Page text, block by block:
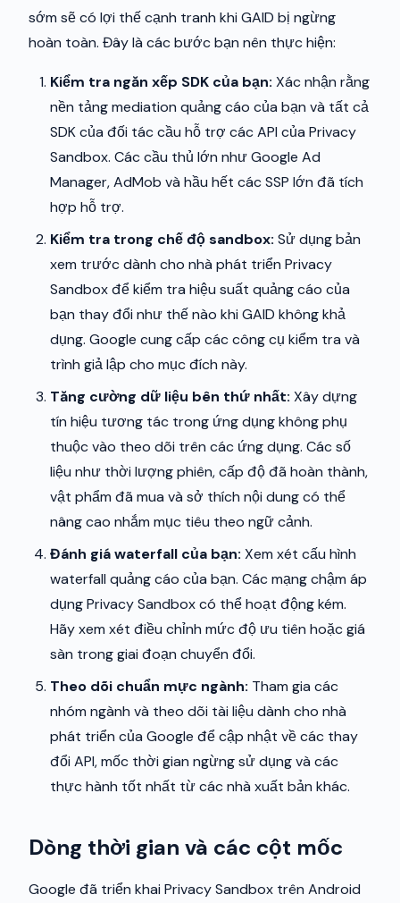
sớm sẽ có lợi thế cạnh tranh khi GAID bị ngừng
hoàn toàn. Đây là các bước bạn nên thực hiện:
Kiểm tra ngăn xếp SDK của bạn: Xác nhận rằng
nền tảng mediation quảng cáo của bạn và tất cả
SDK của đối tác cầu hỗ trợ các API của Privacy
Sandbox. Các cầu thủ lớn như Google Ad
Manager, AdMob và hầu hết các SSP lớn đã tích
hợp hỗ trợ.
Kiểm tra trong chế độ sandbox: Sử dụng bản
xem trước dành cho nhà phát triển Privacy
Sandbox để kiểm tra hiệu suất quảng cáo của
bạn thay đổi như thế nào khi GAID không khả
dụng. Google cung cấp các công cụ kiểm tra và
trình giả lập cho mục đích này.
Tăng cường dữ liệu bên thứ nhất: Xây dựng
tín hiệu tương tác trong ứng dụng không phụ
thuộc vào theo dõi trên các ứng dụng. Các số
liệu như thời lượng phiên, cấp độ đã hoàn thành,
vật phẩm đã mua và sở thích nội dung có thể
nâng cao nhắm mục tiêu theo ngữ cảnh.
Đánh giá waterfall của bạn: Xem xét cấu hình
waterfall quảng cáo của bạn. Các mạng chậm áp
dụng Privacy Sandbox có thể hoạt động kém.
Hãy xem xét điều chỉnh mức độ ưu tiên hoặc giá
sàn trong giai đoạn chuyển đổi.
Theo dõi chuẩn mực ngành: Tham gia các
nhóm ngành và theo dõi tài liệu dành cho nhà
phát triển của Google để cập nhật về các thay
đổi API, mốc thời gian ngừng sử dụng và các
thực hành tốt nhất từ các nhà xuất bản khác.
Dòng thời gian và các cột mốc
Google đã triển khai Privacy Sandbox trên Android